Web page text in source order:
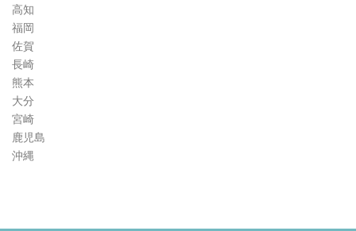
高知
福岡
佐賀
長崎
熊本
大分
宮崎
鹿児島
沖縄